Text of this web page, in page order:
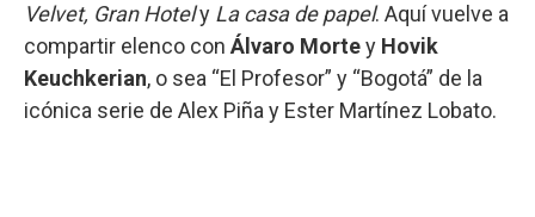
Velvet, Gran Hotely La casa de papel. Aquí vuelve a
compartir elenco con Álvaro Mortey Hovik
Keuchkerian, o sea “El Profesor” y “Bogotá” de la
icónica serie de Alex Piña y Ester Martínez Lobato.